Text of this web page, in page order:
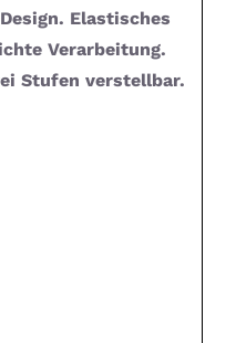
Elastisches
Verarbeitung.
Stufen verstellbar.